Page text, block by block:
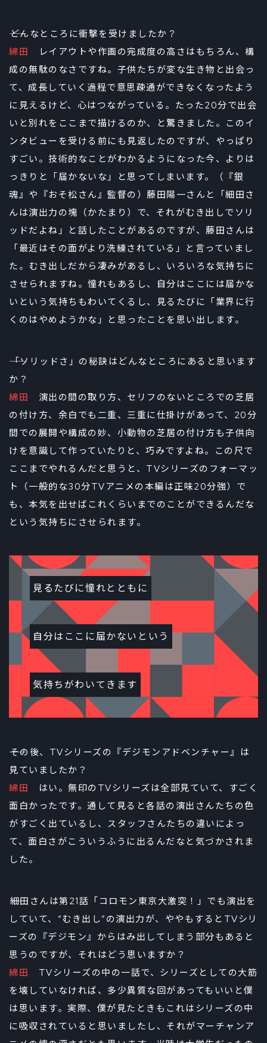
――どんなところに衝撃を受けましたか？
綿田 レイアウトや作画の完成度の高さはもちろん、構
成の無駄のなさですね。子供たちが変な生き物と出会っ
て、成長していく過程で意思疎通ができなくなったよう
に見えるけど、心はつながっている。たった20分で出会
いと別れをここまで描けるのか、と驚きました。このイ
ンタビューを受ける前にも見返したのですが、やっぱり
すごい。技術的なことがわかるようになった今、よりは
っきりと「届かないな」と思ってしまいます。（『銀
魂』や『おそ松さん』監督の）藤田陽一さんと「細田さ
んは演出力の塊（かたまり）で、それがむき出しでソリ
ッドだよね」と話したことがあるのですが、藤田さんは
「最近はその面がより洗練されている」と言っていまし
た。むき出しだから凄みがあるし、いろいろな気持ちに
させられますね。憧れもあるし、自分はここには届かな
いという気持ちもわいてくるし、見るたびに「業界に行
くのはやめようかな」と思ったことを思い出します。
――「ソリッドさ」の秘訣はどんなところにあると思います
か？
綿田 演出の間の取り方、セリフのないところでの芝居
の付け方、余白でも二重、三重に仕掛けがあって、20分
間での展開や構成の妙、小動物の芝居の付け方も子供向
けを意識して作っていたりと、巧みですよね。この尺で
ここまでやれるんだと思うと、TVシリーズのフォーマッ
ト（一般的な30分TVアニメの本編は正味20分強）で
も、本気を出せばこれくらいまでのことができるんだな
という気持ちにさせられます。
見るたびに憧れとともに
自分はここに届かないという
気持ちがわいてきます
――その後、TVシリーズの『デジモンアドベンチャー』は
見ていましたか？
綿田 はい。無印のTVシリーズは全部見ていて、すごく
面白かったです。通して見ると各話の演出さんたちの色
がすごく出ているし、スタッフさんたちの違いによっ
て、面白さがこういうふうに出るんだなと気づかされま
した。
――細田さんは第21話「コロモン東京大激突！」でも演出を
していて、“むき出し”の演出力が、ややもするとTVシリ
ーズの『デジモン』からはみ出してしまう部分もあると
思うのですが、それはどう思いますか？
綿田 TVシリーズの中の一話で、シリーズとしての大筋
を壊していなければ、多少異質な回があってもいいと僕
は思います。実際、僕が見たときもこれはシリーズの中
に吸収されていると思いましたし、それがマーチャンア